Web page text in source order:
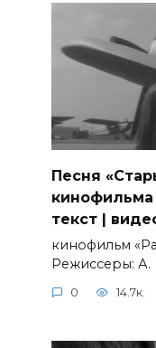
Песня
кинофильма
текст |
кинофильм
Режиссеры: А.
0 14.7к.